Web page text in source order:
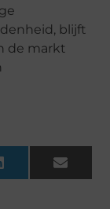
blijft
de markt
LinkedIn Email